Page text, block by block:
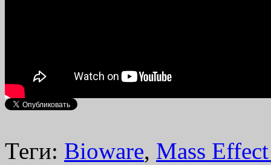
Теги: Bioware, Mass